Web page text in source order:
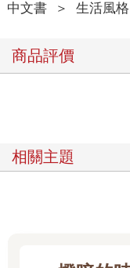
中文書 ＞ 生活風格
商品評價
相關主題